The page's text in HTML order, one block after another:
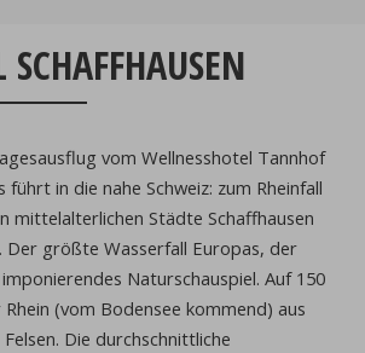
vom Wellnesshotel Tannhof
führt in die nahe Schweiz: zum Rheinfall
mittelalterlichen Städte Schaffhausen
Der größte Wasserfall Europas, der
Naturschauspiel. Auf 150
(vom Bodensee kommend) aus
Die durchschnittliche